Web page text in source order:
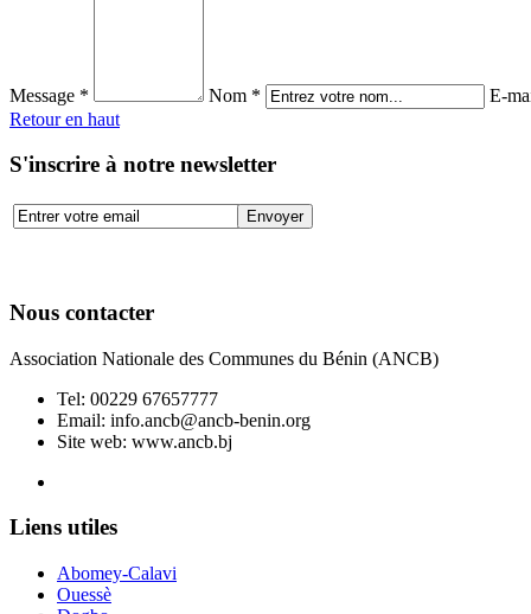
Message * Nom *
E-
Retour en haut
S'inscrire à notre newsletter
Nous contacter
Association Nationale des Communes du Bénin (ANCB)
Tel: 00229 67657777
Email: info.ancb@ancb-benin.org
Site web: www.ancb.bj
Liens utiles
Abomey-Calavi
Ouessè